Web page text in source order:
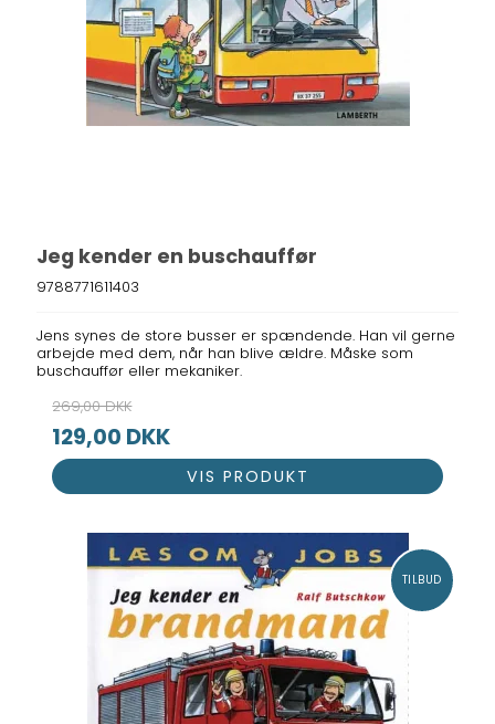
Jeg kender en buschauffør
9788771611403
Jens synes de store busser er spændende. Han vil gerne
arbejde med dem, når han blive ældre. Måske som
buschauffør eller mekaniker.
269,00 DKK
129,00 DKK
VIS PRODUKT
TILBUD